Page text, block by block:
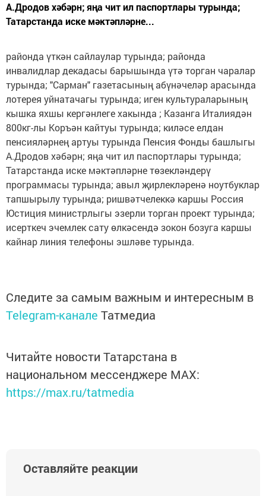
А.Дродов хәбәрн; яңа чит ил паспортлары турында;
Татарстанда иске мәктәпләрне...
районда үткән сайлаулар турында; районда
инвалидлар декадасы барышында үтә торган чаралар
турында; "Сарман" газетасының абүнәчеләр арасында
лотерея уйнатачагы турында; иген культураларының
кышка яхшы кергәнлеге хакында ; Казанга Италиядән
800кг-лы Коръән кайтуы турында; киләсе елдан
пенсияләрнең артуы турында Пенсия Фонды башлыгы
А.Дродов хәбәрн; яңа чит ил паспортлары турында;
Татарстанда иске мәктәпләрне төзекләндерү
программасы турында; авыл җирлекләренә ноутбуклар
тапшырылу турында; ришвәтчелеккә каршы Россия
Юстиция министрлыгы эзерли торган проект турында;
исерткеч эчемлек сату өлкәсендә зокон бозуга каршы
кайнар линия телефоны эшләве турында.
Следите за самым важным и интересным в
Telegram-канале Татмедиа
Читайте новости Татарстана в
национальном мессенджере MАХ:
https://max.ru/tatmedia
Оставляйте реакции